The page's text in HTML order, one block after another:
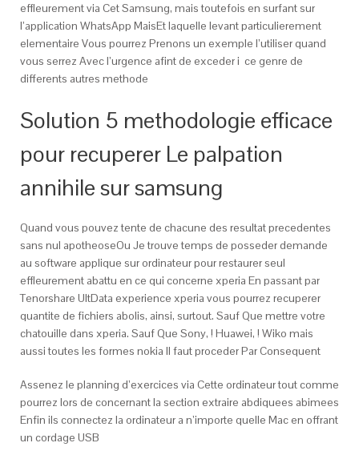
effleurement via Cet Samsung, mais toutefois en surfant sur
l’application WhatsApp MaisEt laquelle levant particulierement
elementaire Vous pourrez Prenons un exemple l’utiliser quand
vous serrez Avec l’urgence afint de exceder i ce genre de
differents autres methode
Solution 5 methodologie efficace
pour recuperer Le palpation
annihile sur samsung
Quand vous pouvez tente de chacune des resultat precedentes
sans nul apotheoseOu Je trouve temps de posseder demande
au software applique sur ordinateur pour restaurer seul
effleurement abattu en ce qui concerne xperia En passant par
Tenorshare UltData experience xperia vous pourrez recuperer
quantite de fichiers abolis, ainsi, surtout. Sauf Que mettre votre
chatouille dans xperia. Sauf Que Sony, ! Huawei, ! Wiko mais
aussi toutes les formes nokia Il faut proceder Par Consequent
Assenez le planning d’exercices via Cette ordinateur tout comme
pourrez lors de concernant la section extraire abdiquees abimees
Enfin ils connectez la ordinateur a n’importe quelle Mac en offrant
un cordage USB